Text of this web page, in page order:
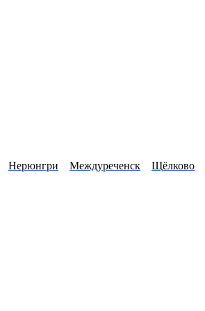
Нерюнгри Междуреченск Щёлково